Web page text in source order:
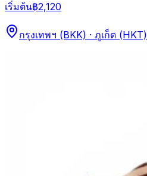
เริ่มต้น฿2,120
กรุงเทพฯ (BKK) · ภูเก็ต (HKT)